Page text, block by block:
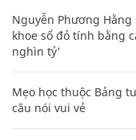
Nguyễn Phương
khoe sổ đỏ tính bằng
nghìn tỷ'
Mẹo học thuộc Bảng
câu nói vui vẻ